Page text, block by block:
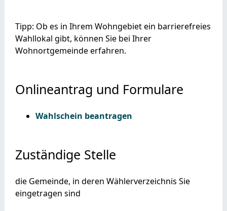
Tipp: Ob es in Ihrem Wohngebiet ein barrierefreies
Wahllokal gibt, können Sie bei Ihrer
Wohnortgemeinde erfahren.
Onlineantrag und Formulare
Wahlschein beantragen
Zuständige Stelle
die Gemeinde, in deren Wählerverzeichnis Sie
eingetragen sind